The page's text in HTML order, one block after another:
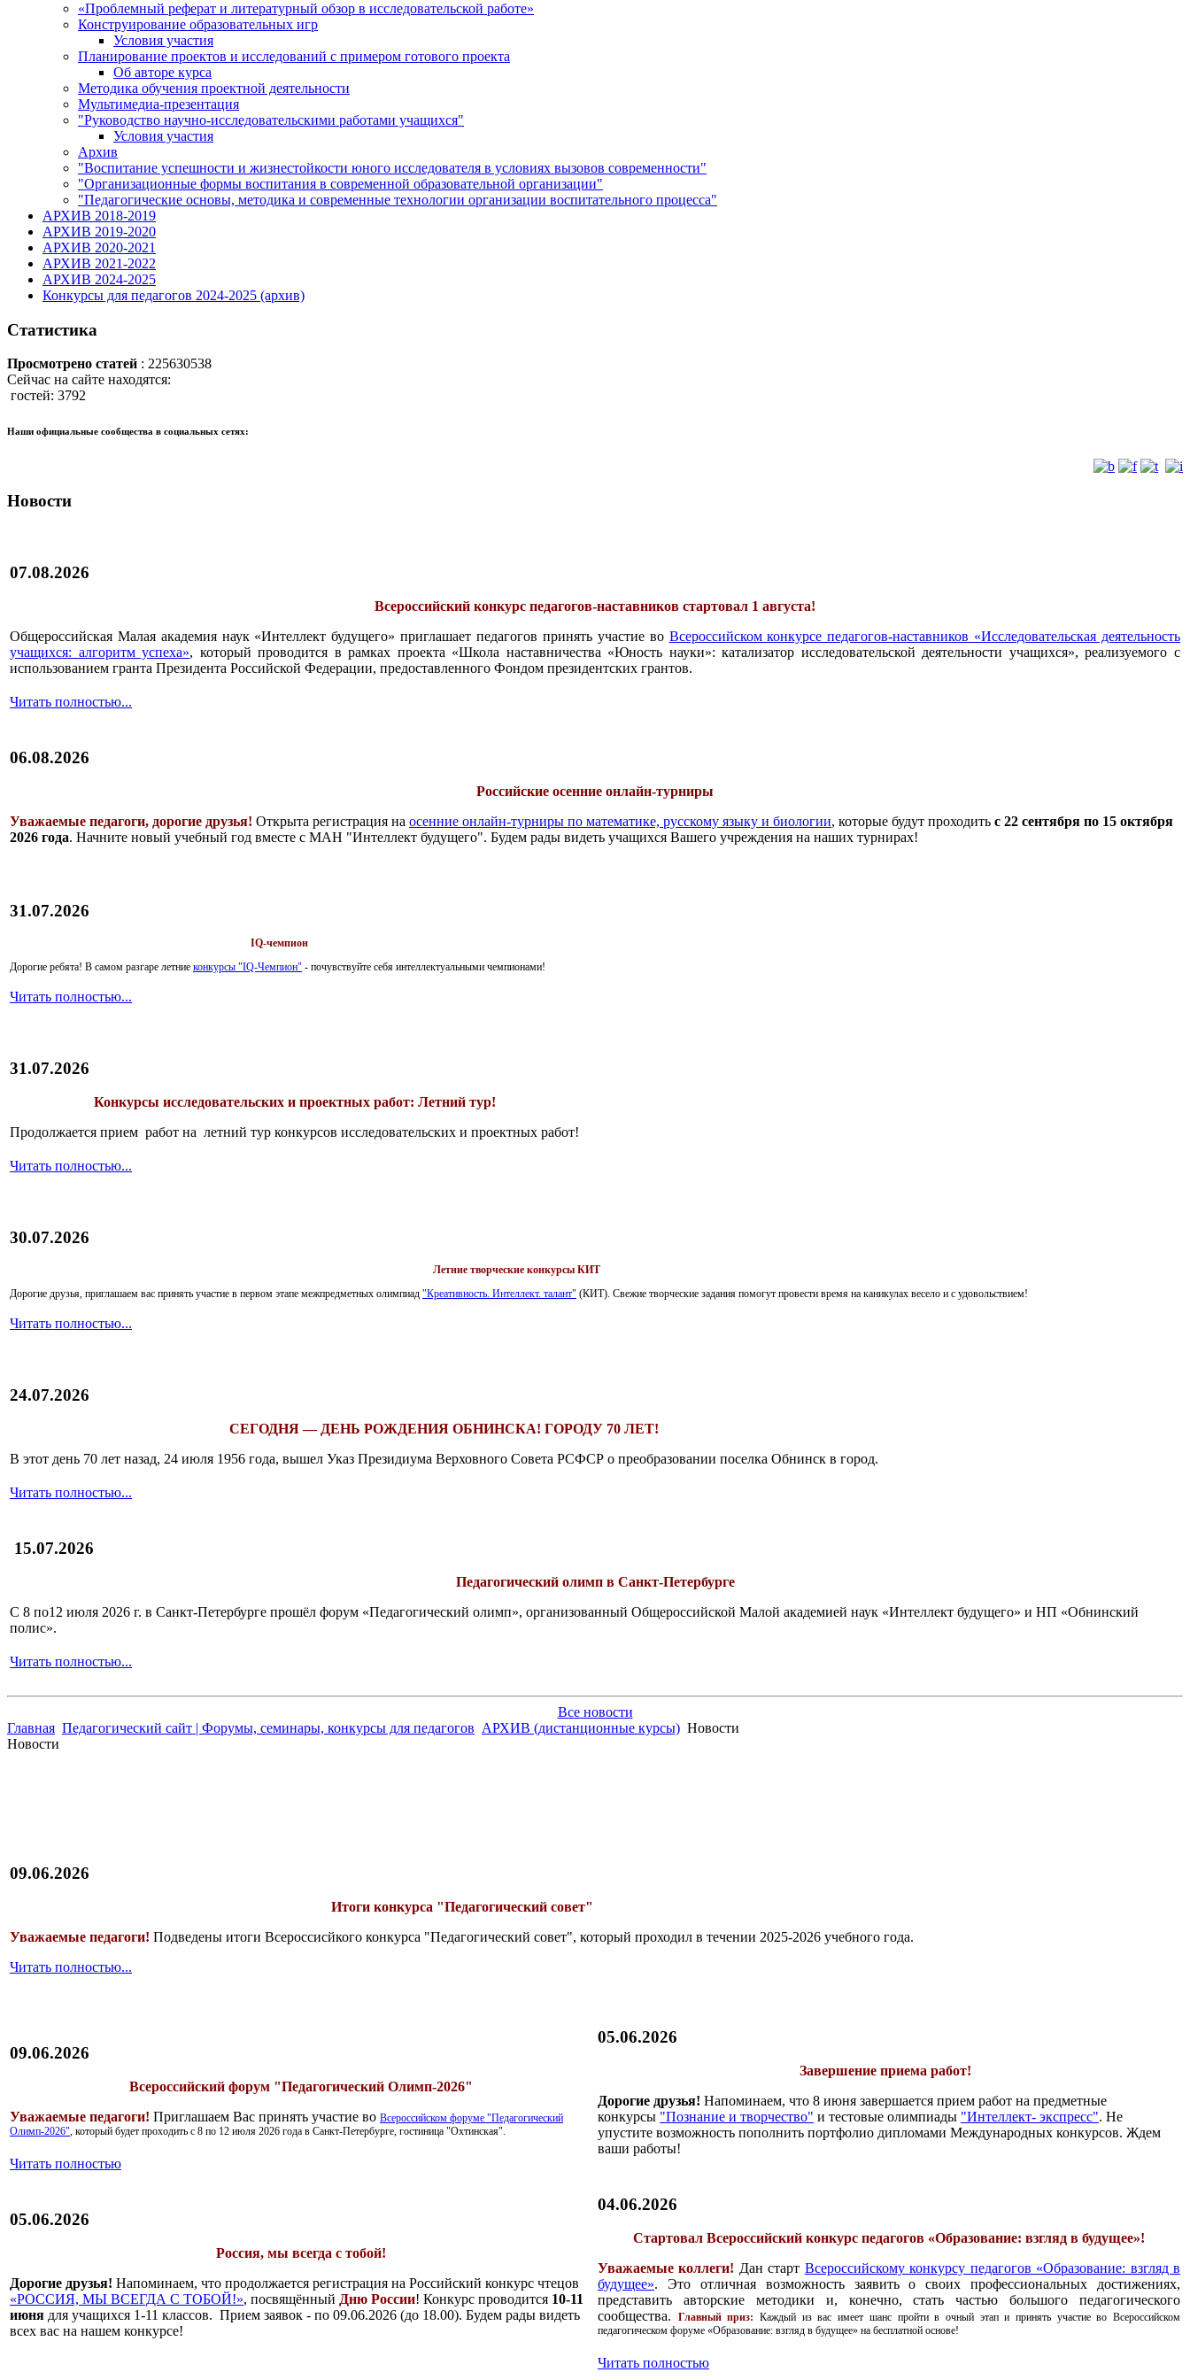
«Проблемный реферат и литературный обзор в исследовательской работе»
Конструирование образовательных игр
Условия участия
Планирование проектов и исследований с примером готового проекта
Об авторе курса
Методика обучения проектной деятельности
Мультимедиа-презентация
"Руководство научно-исследовательскими работами учащихся"
Условия участия
Архив
"Воспитание успешности и жизнестойкости юного исследователя в условиях вызовов современности"
"Организационные формы воспитания в современной образовательной организации"
"Педагогические основы, методика и современные технологии организации воспитательного процесса"
АРХИВ 2018-2019
АРХИВ 2019-2020
АРХИВ 2020-2021
АРХИВ 2021-2022
АРХИВ 2024-2025
Конкурсы для педагогов 2024-2025 (архив)
Статистика
Просмотрено статей : 225630538
Сейчас на сайте находятся:
гостей: 3792
Наши официальные сообщества в социальных сетях:
Новости
07.08.2026
Всероссийский конкурс педагогов-наставников стартовал 1 августа!
Общероссийская Малая академия наук «Интеллект будущего» приглашает педагогов принять участие во Всероссийском конкурсе педагогов-наставников «Исследовательская деятельность
учащихся: алгоритм успеха», который проводится в рамках проекта «Школа наставничества «Юность науки»: катализатор исследовательской деятельности учащихся», реализуемого с
использованием гранта Президента Российской Федерации, предоставленного Фондом президентских грантов.
Читать полностью...
06.08.2026
Российские осенние онлайн-турниры
Уважаемые педагоги, дорогие друзья! Открыта регистрация на осенние онлайн-турниры по математике, русскому языку и биологии, которые будут проходить с 22 сентября по 15 октября
2026 года. Начните новый учебный год вместе с МАН "Интеллект будущего". Будем рады видеть учащихся Вашего учреждения на наших турнирах!
31.07.2026
IQ-чемпион
Дорогие ребята! В самом разгаре летние конкурсы "IQ-Чемпион" - почувствуйте себя интеллектуальными чемпионами!
Читать полностью...
31.07.2026
Конкурсы исследовательских и проектных работ: Летний тур!
Продолжается прием работ на летний тур конкурсов исследовательских и проектных работ!
Читать полностью...
30.07.2026
Летние творческие конкурсы КИТ
Дорогие друзья, приглашаем вас принять участие в первом этапе межпредметных олимпиад "Креативность. Интеллект. талант" (КИТ). Свежие творческие задания помогут провести время на каникулах весело и с удовольствием!
Читать полностью...
24.07.2026
СЕГОДНЯ — ДЕНЬ РОЖДЕНИЯ ОБНИНСКА! ГОРОДУ 70 ЛЕТ!
В этот день 70 лет назад, 24 июля 1956 года, вышел Указ Президиума Верховного Совета РСФСР о преобразовании поселка Обнинск в город.
Читать полностью...
15.07.2026
Педагогический олимп в Санкт-Петербурге
С 8 по12 июля 2026 г. в Санкт-Петербурге прошёл форум «Педагогический олимп», организованный Общероссийской Малой академией наук «Интеллект будущего» и НП «Обнинский
полис».
Читать полностью...
Все новости
Главная Педагогический сайт | Форумы, семинары, конкурсы для педагогов АРХИВ (дистанционные курсы) Новости
Новости
09.06.2026
Итоги конкурса "Педагогический совет"
Уважаемые педагоги! Подведены итоги Всероссисйкого конкурса "Педагогический совет", который проходил в течении 2025-2026 учебного года.
Читать полностью...
09.06.2026
Всероссийский форум "Педагогический Олимп-2026"
Уважаемые педагоги! Приглашаем Вас принять участие во Всероссийском форуме "Педагогический
Олимп-2026", который будет проходить с 8 по 12 июля 2026 года в Санкт-Петербурге, гостиница "Охтинская".
Читать полностью
05.06.2026
Россия, мы всегда с тобой!
Дорогие друзья! Напоминаем, что продолжается регистрация на Российский конкурс чтецов
«РОССИЯ, МЫ ВСЕГДА С ТОБОЙ!», посвящённый Дню России! Конкурс проводится 10-11
июня для учащихся 1-11 классов. Прием заявок - по 09.06.2026 (до 18.00). Будем рады видеть
всех вас на нашем конкурсе!
05.06.2026
Завершение приема работ!
Дорогие друзья! Напоминаем, что 8 июня завершается прием работ на предметные
конкурсы "Познание и творчество" и тестовые олимпиады "Интеллект- экспресс". Не
упустите возможность пополнить портфолио дипломами Международных конкурсов. Ждем
ваши работы!
04.06.2026
Стартовал Всероссийский конкурс педагогов «Образование: взгляд в будущее»!
Уважаемые коллеги! Дан старт Всероссийскому конкурсу педагогов «Образование: взгляд в
будущее». Это отличная возможность заявить о своих профессиональных достижениях,
представить авторские методики и, конечно, стать частью большого педагогического
сообщества.
Главный приз: Каждый из вас имеет шанс пройти в очный этап и принять участие во Всероссийском
педагогическом форуме «Образование: взгляд в будущее» на бесплатной основе!
Читать полностью